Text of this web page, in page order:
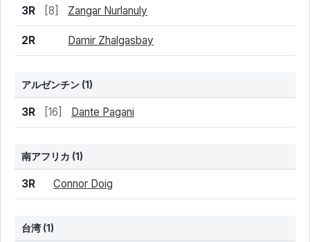
結果 シード 選手名
3R [8] Zangar Nurlanuly
2R Damir Zhalgasbay
アルゼンチン (1)
結果 シード 選手名
3R [16] Dante Pagani
南アフリカ (1)
結果 シード 選手名
3R Connor Doig
台湾 (1)